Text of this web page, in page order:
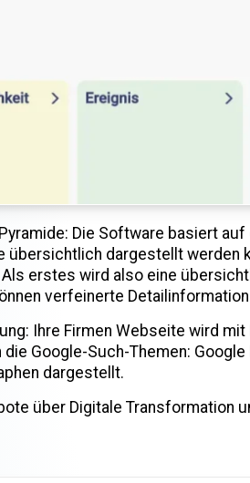
Die Software basiert
übersichtlich dargestellt werden
Als erstes wird also eine
verfeinerte
Ihre Firmen Webseite wird
Google-Such-Themen: Google
dargestellt.
über Digitale Transformation